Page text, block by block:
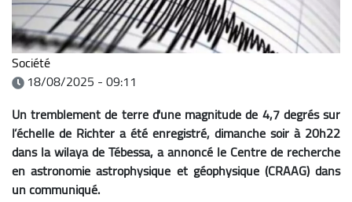
Société
18/08/2025 - 09:11
Un tremblement de terre d'une magnitude de 4,7 degrés sur
l’échelle de Richter a été enregistré, dimanche soir à 20h22
dans la wilaya de Tébessa, a annoncé le Centre de recherche
en astronomie astrophysique et géophysique (CRAAG) dans
un communiqué.